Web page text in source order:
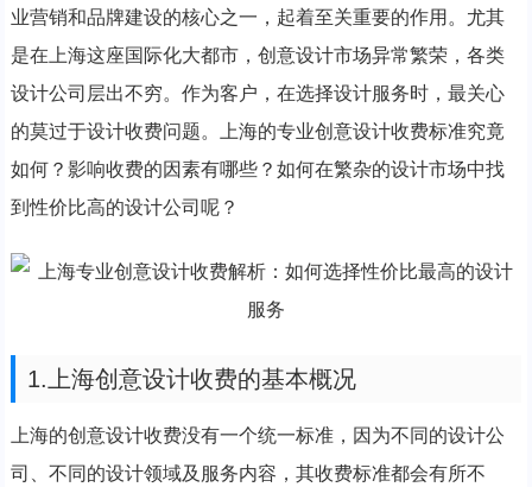
业营销和品牌建设的核心之一，起着至关重要的作用。尤其
是在上海这座国际化大都市，创意设计市场异常繁荣，各类
设计公司层出不穷。作为客户，在选择设计服务时，最关心
的莫过于设计收费问题。上海的专业创意设计收费标准究竟
如何？影响收费的因素有哪些？如何在繁杂的设计市场中找
到性价比高的设计公司呢？
1.上海创意设计收费的基本概况
上海的创意设计收费没有一个统一标准，因为不同的设计公
司、不同的设计领域及服务内容，其收费标准都会有所不